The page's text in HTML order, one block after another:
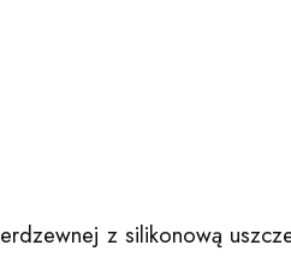
z silikonową